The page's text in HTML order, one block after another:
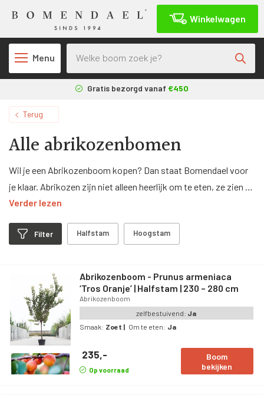
Winkelwagen
Menu
Producten zoeken
Gratis bezorgd vanaf €450
Terug
Alle abrikozenbomen
Wil je een Abrikozenboom kopen? Dan staat Bomendael voor
je klaar. Abrikozen zijn niet alleen heerlijk om te eten, ze zien er
ook prachtig uit tussen al de groene bladeren van deze boom.
bloesem van de abrikozenbomen in het voorjaar is met de roze
Verder lezen
Filter Halfstam Hoogstam
Abrikozenboom - Prunus armeniaca
‘Tros Oranje’ | Halfstam | 230 – 280 cm
Abrikozenboom
zelfbestuivend: Ja
Smaak: Zoet | Om te eten: Ja
235,-
Op voorraad
Boom
bekijken